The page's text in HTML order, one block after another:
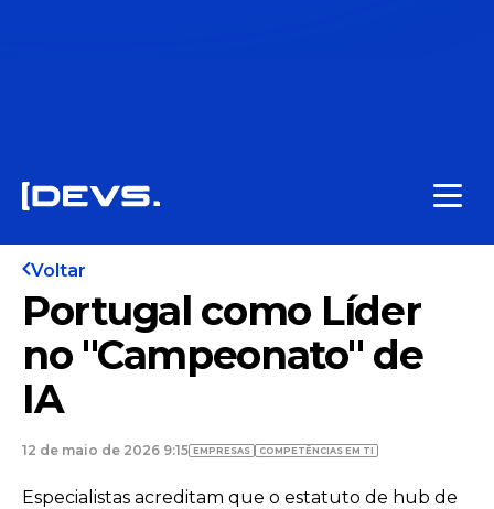
Voltar
Portugal como Líder
no "Campeonato" de
IA
12 de maio de 2026 9:15 EMPRESAS COMPETÊNCIAS EM TI
Especialistas acreditam que o estatuto de hub de